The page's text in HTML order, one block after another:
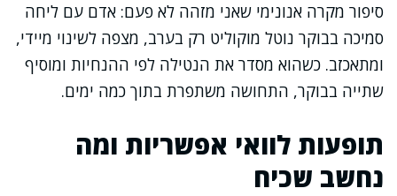
סיפור מקרה אנונימי שאני מזהה לא פעם: אדם עם ליחה
סמיכה בבוקר נוטל מוקוליט רק בערב, מצפה לשינוי מיידי,
ומתאכזב. כשהוא מסדר את הנטילה לפי ההנחיות ומוסיף
שתייה בבוקר, התחושה משתפרת בתוך כמה ימים.
תופעות לוואי אפשריות ומה
נחשב שכיח